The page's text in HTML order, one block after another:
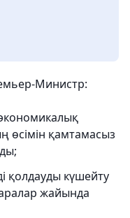
Министр:
экономикалық
өсімін қамтамасыз
қолдауды күшейту
жайында